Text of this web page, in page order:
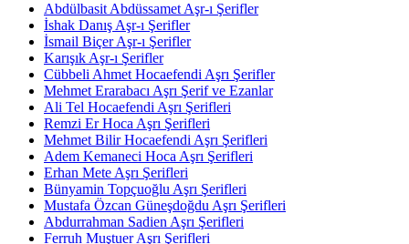
Abdülbasit Abdüssamet Aşr-ı Şerifler
İshak Danış Aşr-ı Şerifler
İsmail Biçer Aşr-ı Şerifler
Karışık Aşr-ı Şerifler
Cübbeli Ahmet Hocaefendi Aşrı Şerifler
Mehmet Erarabacı Aşrı Şerif ve Ezanlar
Ali Tel Hocaefendi Aşrı Şerifleri
Remzi Er Hoca Aşrı Şerifleri
Mehmet Bilir Hocaefendi Aşrı Şerifleri
Adem Kemaneci Hoca Aşrı Şerifleri
Erhan Mete Aşrı Şerifleri
Bünyamin Topçuoğlu Aşrı Şerifleri
Mustafa Özcan Güneşdoğdu Aşrı Şerifleri
Abdurrahman Sadien Aşrı Şerifleri
Ferruh Muştuer Aşrı Şerifleri